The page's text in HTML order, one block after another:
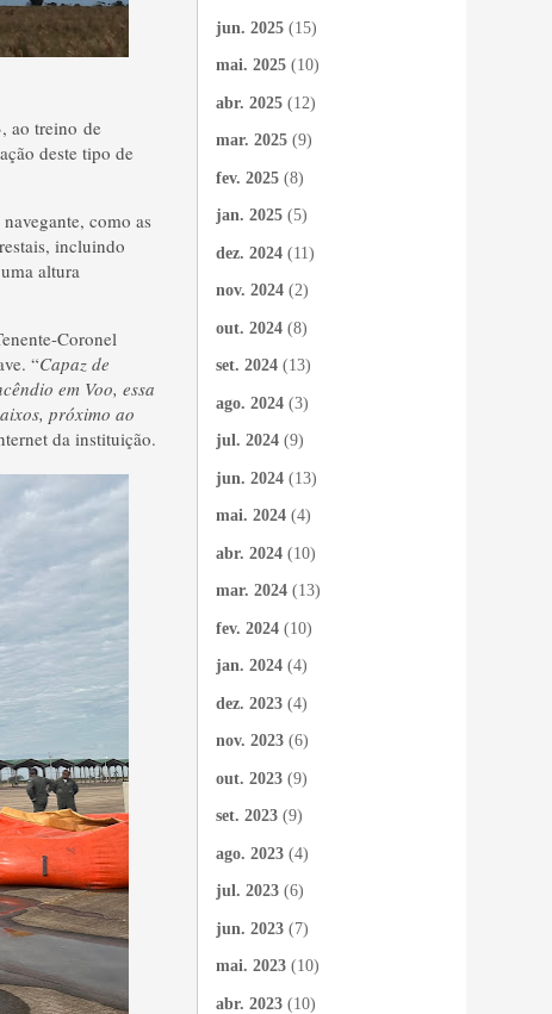
ao treino de
deste tipo de
como as
incluindo
altura
Coronel
“Capaz de
em Voo, essa
próximo ao
da instituição.
jun. 2025 (15)
mai. 2025 (10)
abr. 2025 (12)
mar. 2025 (9)
fev. 2025 (8)
jan. 2025 (5)
dez. 2024 (11)
nov. 2024 (2)
out. 2024 (8)
set. 2024 (13)
ago. 2024 (3)
jul. 2024 (9)
jun. 2024 (13)
mai. 2024 (4)
abr. 2024 (10)
mar. 2024 (13)
fev. 2024 (10)
jan. 2024 (4)
dez. 2023 (4)
nov. 2023 (6)
out. 2023 (9)
set. 2023 (9)
ago. 2023 (4)
jul. 2023 (6)
jun. 2023 (7)
mai. 2023 (10)
abr. 2023 (10)